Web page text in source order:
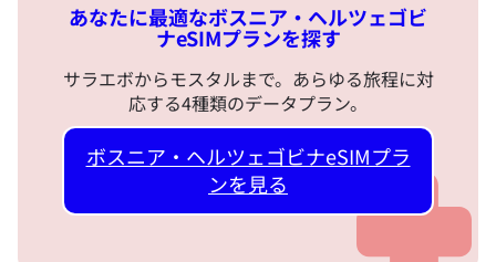
あなたに最適なボスニア・ヘルツェゴビ
ナeSIMプランを探す
サラエボからモスタルまで。あらゆる旅程に対
応する4種類のデータプラン。
ボスニア・ヘルツェゴビナeSIMプラ
ンを見る